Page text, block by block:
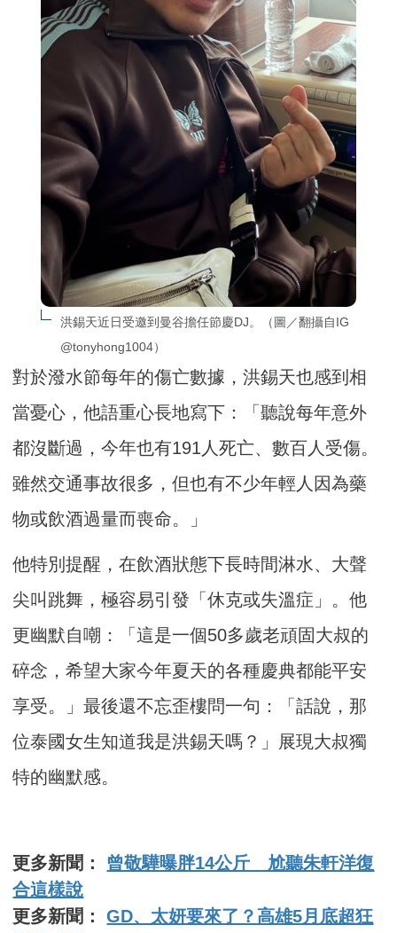
洪錫天近日受邀到曼谷擔任節慶DJ。（圖／翻攝自IG
@tonyhong1004）
對於潑水節每年的傷亡數據，洪錫天也感到相
當憂心，他語重心長地寫下：「聽說每年意外
都沒斷過，今年也有191人死亡、數百人受傷。
雖然交通事故很多，但也有不少年輕人因為藥
物或飲酒過量而喪命。」
他特別提醒，在飲酒狀態下長時間淋水、大聲
尖叫跳舞，極容易引發「休克或失溫症」。他
更幽默自嘲：「這是一個50多歲老頑固大叔的
碎念，希望大家今年夏天的各種慶典都能平安
享受。」最後還不忘歪樓問一句：「話說，那
位泰國女生知道我是洪錫天嗎？」展現大叔獨
特的幽默感。
更多新聞： 曾敬驊曝胖14公斤 尬聽朱軒洋復
合這樣說
更多新聞：GD、太妍要來了？高雄5月底超狂